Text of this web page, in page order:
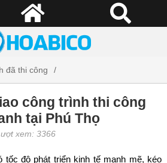
đã thi công
thi công bể bơi kinh doanh tại Phú Thọ
công trình thi công
tại Phú Thọ
xem: 3366
tốc độ phát triển kinh tế mạnh mẽ, kéo